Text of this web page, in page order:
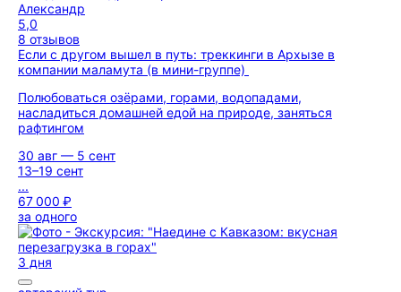
Александр
5,0
8 отзывов
Если с другом вышел в путь: треккинги в Архызе в
компании маламута (в мини-группе)
Полюбоваться озёрами, горами, водопадами,
насладиться домашней едой на природе, заняться
рафтингом
30 авг — 5 сент
13–19 сент
...
67 000 ₽
за одного
3 дня